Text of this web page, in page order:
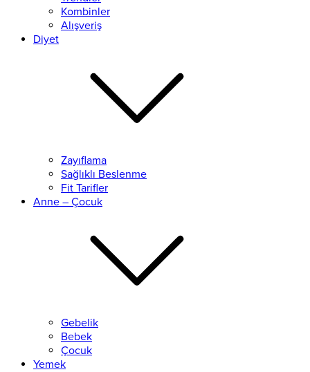
Kombinler
Alışveriş
Diyet
Zayıflama
Sağlıklı Beslenme
Fit Tarifler
Anne – Çocuk
Gebelik
Bebek
Çocuk
Yemek